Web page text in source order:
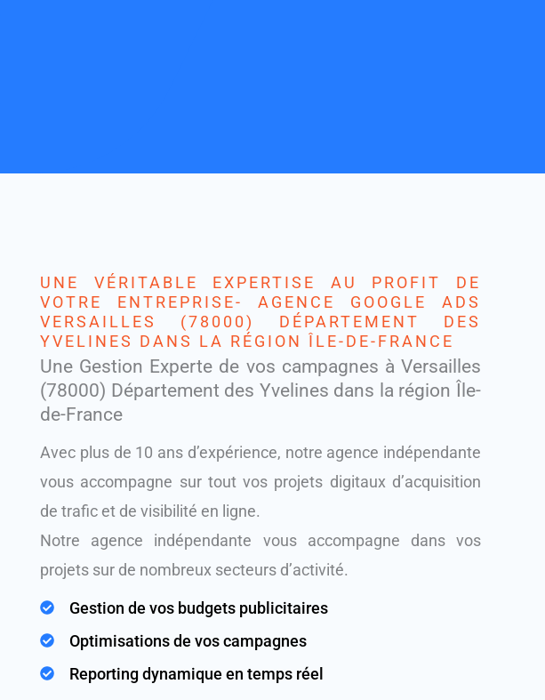
UNE VÉRITABLE EXPERTISE AU PROFIT DE
VOTRE ENTREPRISE- AGENCE GOOGLE ADS
VERSAILLES (78000) DÉPARTEMENT DES
YVELINES DANS LA RÉGION ÎLE-DE-FRANCE
Une Gestion Experte de vos campagnes à Versailles
(78000) Département des Yvelines dans la région Île-
de-France
Avec plus de 10 ans d’expérience, notre agence indépendante
vous accompagne sur tout vos projets digitaux d’acquisition
de trafic et de visibilité en ligne.
Notre agence indépendante vous accompagne dans vos
projets sur de nombreux secteurs d’activité.
Gestion de vos budgets publicitaires
Optimisations de vos campagnes
Reporting dynamique en temps réel